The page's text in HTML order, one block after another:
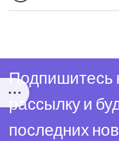
Подпишитесь
рассылку и
последних